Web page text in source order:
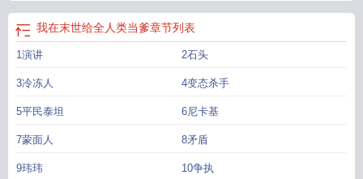
我在末世给全人类当爹章节列表
1演讲 2石头
3冷冻人 4变态杀手
5平民泰坦 6尼卡基
7蒙面人 8矛盾
9玮玮 10争执